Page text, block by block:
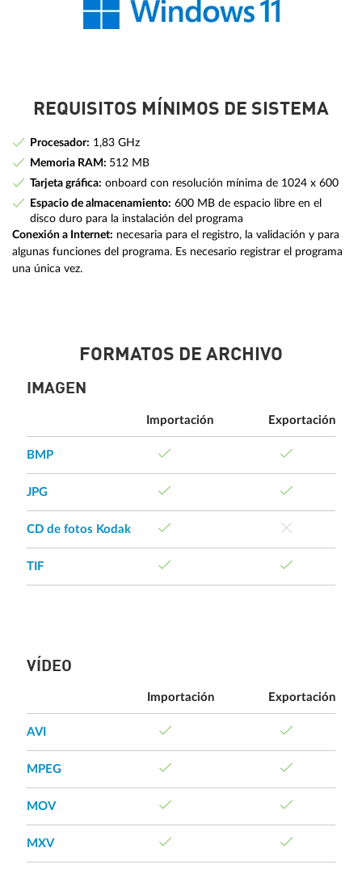
REQUISITOS MÍNIMOS DE SISTEMA
Procesador: 1,83 GHz
Memoria RAM: 512 MB
Tarjeta gráfica: onboard con resolución mínima de 1024 x 600
Espacio de almacenamiento: 600 MB de espacio libre en el
disco duro para la instalación del programa
Conexión a Internet: necesaria para el registro, la validación y para
algunas funciones del programa. Es necesario registrar el programa
una única vez.
FORMATOS DE ARCHIVO
IMAGEN
Importación Exportación
BMP
JPG
CD de fotos Kodak
TIF
VÍDEO
Importación Exportación
AVI
MPEG
MOV
MXV